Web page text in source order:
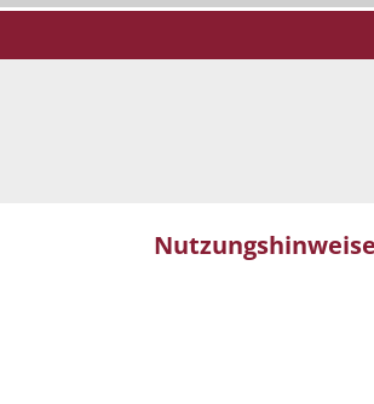
Nutzungshinweise